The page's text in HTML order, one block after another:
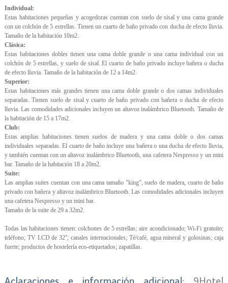
Individual:
Estas habitaciones pequeñas y acogedoras cuentan con suelo de sisal y una cama grande
con un colchón de 5 estrellas. Tienen un cuarto de baño privado con ducha de efecto lluvia.
Tamaño de la habitación 10m2.
Clásica:
Estas habitaciones dobles tienen una cama doble grande o una cama individual con un
colchón de 5 estrellas, y suelo de sisal. El cuarto de baño privado incluye bañera o ducha
de efecto lluvia. Tamaño de la habitación de 12 a 14m2.
Superior:
Estas habitaciones más grandes tienen una cama doble grande o dos camas individuales
separadas. Tienen suelo de sisal y cuarto de baño privado con bañera o ducha de efecto
lluvia. Las comodidades adicionales incluyen un altavoz inalámbrico Bluetooth. Tamaño de
la habitación de 15 a 17m2.
Club:
Estas amplias habitaciones tienen suelos de madera y una cama doble o dos camas
individuales separadas. El cuarto de baño incluye una bañera o una ducha de efecto lluvia,
y también cuentan con un altavoz inalámbrico Bluetooth, una cafetera Nespresso y un mini
bar. Tamaño de la habitación 18 a 20m2.
Suite:
Las amplias suites cuentan con una cama tamaño "king", suelo de madera, cuarto de baño
privado con bañera y altavoz inalámbrico Bluetooth. Las comodidades adicionales incluyen
una cafetera Nespresso y un mini bar.
Tamaño de la suite de 29 a 32m2.
Todas las habitaciones tienen: colchones de 5 estrellas; aire acondicionado; Wi-Fi gratuito;
teléfono; TV LCD de 32''; canales internacionales; Té/café, agua mineral y golosinas; caja
fuerte; productos de hostelería eco-etiquetados; zapatillas.